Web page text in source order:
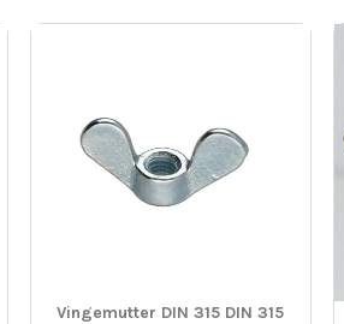
Vingemutter DIN 315 DIN 315